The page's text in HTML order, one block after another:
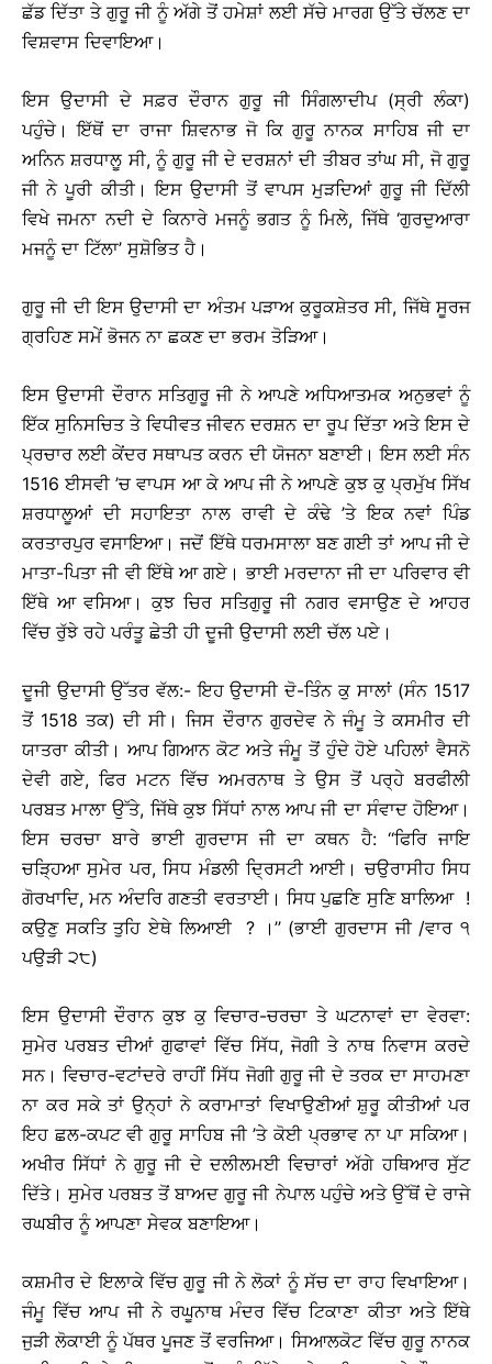
ਛੱਡ ਦਿੱਤਾ ਤੇ ਗੁਰੂ ਜੀ ਨੂੰ ਅੱਗੇ ਤੋਂ ਹਮੇਸ਼ਾਂ ਲਈ ਸੱਚੇ ਮਾਰਗ ਉੱਤੇ ਚੱਲਣ ਦਾ
ਵਿਸ਼ਵਾਸ ਦਿਵਾਇਆ।
ਇਸ ਉਦਾਸੀ ਦੇ ਸਫ਼ਰ ਦੌਰਾਨ ਗੁਰੂ ਜੀ ਸਿੰਗਲਾਦੀਪ (ਸ੍ਰੀ ਲੰਕਾ)
ਪਹੁੰਚੇ। ਇੱਥੋਂ ਦਾ ਰਾਜਾ ਸ਼ਿਵਨਾਭ ਜੋ ਕਿ ਗੁਰੂ ਨਾਨਕ ਸਾਹਿਬ ਜੀ ਦਾ
ਅਨਿਨ ਸ਼ਰਧਾਲੂ ਸੀ, ਨੂੰ ਗੁਰੂ ਜੀ ਦੇ ਦਰਸ਼ਨਾਂ ਦੀ ਤੀਬਰ ਤਾਂਘ ਸੀ, ਜੋ ਗੁਰੂ
ਜੀ ਨੇ ਪੂਰੀ ਕੀਤੀ। ਇਸ ਉਦਾਸੀ ਤੋਂ ਵਾਪਸ ਮੁੜਦਿਆਂ ਗੁਰੂ ਜੀ ਦਿੱਲੀ
ਵਿਖੇ ਜਮਨਾ ਨਦੀ ਦੇ ਕਿਨਾਰੇ ਮਜਨੂੰ ਭਗਤ ਨੂੰ ਮਿਲੇ, ਜਿੱਥੇ ‘ਗੁਰਦੁਆਰਾ
ਮਜਨੂੰ ਦਾ ਟਿੱਲਾ’ ਸੁਸ਼ੋਭਿਤ ਹੈ।
ਗੁਰੂ ਜੀ ਦੀ ਇਸ ਉਦਾਸੀ ਦਾ ਅੰਤਮ ਪੜਾਅ ਕੁਰੂਕਸ਼ੇਤਰ ਸੀ, ਜਿੱਥੇ ਸੂਰਜ
ਗ੍ਰਹਿਣ ਸਮੇਂ ਭੋਜਨ ਨਾ ਛਕਣ ਦਾ ਭਰਮ ਤੋੜਿਆ।
ਇਸ ਉਦਾਸੀ ਦੌਰਾਨ ਸਤਿਗੁਰੂ ਜੀ ਨੇ ਆਪਣੇ ਅਧਿਆਤਮਕ ਅਨੁਭਵਾਂ ਨੂੰ
ਇੱਕ ਸੁਨਿਸਚਿਤ ਤੇ ਵਿਧੀਵਤ ਜੀਵਨ ਦਰਸ਼ਨ ਦਾ ਰੂਪ ਦਿੱਤਾ ਅਤੇ ਇਸ ਦੇ
ਪ੍ਰਚਾਰ ਲਈ ਕੇਂਦਰ ਸਥਾਪਤ ਕਰਨ ਦੀ ਯੋਜਨਾ ਬਣਾਈ। ਇਸ ਲਈ ਸੰਨ
1516 ਈਸਵੀ ’ਚ ਵਾਪਸ ਆ ਕੇ ਆਪ ਜੀ ਨੇ ਆਪਣੇ ਕੁਝ ਕੁ ਪ੍ਰਮੁੱਖ ਸਿੱਖ
ਸ਼ਰਧਾਲੂਆਂ ਦੀ ਸਹਾਇਤਾ ਨਾਲ ਰਾਵੀ ਦੇ ਕੰਢੇ ’ਤੇ ਇਕ ਨਵਾਂ ਪਿੰਡ
ਕਰਤਾਰਪੁਰ ਵਸਾਇਆ। ਜਦੋਂ ਇੱਥੇ ਧਰਮਸਾਲਾ ਬਣ ਗਈ ਤਾਂ ਆਪ ਜੀ ਦੇ
ਮਾਤਾ-ਪਿਤਾ ਜੀ ਵੀ ਇੱਥੇ ਆ ਗਏ। ਭਾਈ ਮਰਦਾਨਾ ਜੀ ਦਾ ਪਰਿਵਾਰ ਵੀ
ਇੱਥੇ ਆ ਵਸਿਆ। ਕੁਝ ਚਿਰ ਸਤਿਗੁਰੂ ਜੀ ਨਗਰ ਵਸਾਉਣ ਦੇ ਆਹਰ
ਵਿੱਚ ਰੁੱਝੇ ਰਹੇ ਪਰੰਤੂ ਛੇਤੀ ਹੀ ਦੂਜੀ ਉਦਾਸੀ ਲਈ ਚੱਲ ਪਏ।
ਦੂਜੀ ਉਦਾਸੀ ਉੱਤਰ ਵੱਲ:- ਇਹ ਉਦਾਸੀ ਦੋ-ਤਿੰਨ ਕੁ ਸਾਲਾਂ (ਸੰਨ 1517
ਤੋਂ 1518 ਤਕ) ਦੀ ਸੀ। ਜਿਸ ਦੌਰਾਨ ਗੁਰਦੇਵ ਨੇ ਜੰਮੂ ਤੇ ਕਸਮੀਰ ਦੀ
ਯਾਤਰਾ ਕੀਤੀ। ਆਪ ਗਿਆਨ ਕੋਟ ਅਤੇ ਜੰਮੂ ਤੋਂ ਹੁੰਦੇ ਹੋਏ ਪਹਿਲਾਂ ਵੈਸਨੋ
ਦੇਵੀ ਗਏ, ਫਿਰ ਮਟਨ ਵਿੱਚ ਅਮਰਨਾਥ ਤੇ ਉਸ ਤੋਂ ਪਰ੍ਹੇ ਬਰਫੀਲੀ
ਪਰਬਤ ਮਾਲਾ ਉੱਤੇ, ਜਿੱਥੇ ਕੁਝ ਸਿੱਧਾਂ ਨਾਲ ਆਪ ਜੀ ਦਾ ਸੰਵਾਦ ਹੋਇਆ।
ਇਸ ਚਰਚਾ ਬਾਰੇ ਭਾਈ ਗੁਰਦਾਸ ਜੀ ਦਾ ਕਥਨ ਹੈ: ‘‘ਫਿਰਿ ਜਾਇ
ਚੜ੍ਹਿਆ ਸੁਮੇਰ ਪਰ, ਸਿਧ ਮੰਡਲੀ ਦ੍ਰਿਸਟੀ ਆਈ। ਚਉਰਾਸੀਹ ਸਿਧ
ਗੋਰਖਾਦਿ, ਮਨ ਅੰਦਰਿ ਗਣਤੀ ਵਰਤਾਈ। ਸਿਧ ਪੁਛਣਿ ਸੁਣਿ ਬਾਲਿਆ !
ਕਉਣੁ ਸਕਤਿ ਤੁਹਿ ਏਥੇ ਲਿਆਈ ? ।’’ (ਭਾਈ ਗੁਰਦਾਸ ਜੀ /ਵਾਰ ੧
ਪਉੜੀ ੨੮)
ਇਸ ਉਦਾਸੀ ਦੌਰਾਨ ਕੁਝ ਕੁ ਵਿਚਾਰ-ਚਰਚਾ ਤੇ ਘਟਨਾਵਾਂ ਦਾ ਵੇਰਵਾ:
ਸੁਮੇਰ ਪਰਬਤ ਦੀਆਂ ਗੁਫਾਵਾਂ ਵਿੱਚ ਸਿੱਧ, ਜੋਗੀ ਤੇ ਨਾਥ ਨਿਵਾਸ ਕਰਦੇ
ਸਨ। ਵਿਚਾਰ-ਵਟਾਂਦਰੇ ਰਾਹੀਂ ਸਿੱਧ ਜੋਗੀ ਗੁਰੂ ਜੀ ਦੇ ਤਰਕ ਦਾ ਸਾਹਮਣਾ
ਨਾ ਕਰ ਸਕੇ ਤਾਂ ਉਨ੍ਹਾਂ ਨੇ ਕਰਾਮਾਤਾਂ ਵਿਖਾਉਣੀਆਂ ਸ਼ੁਰੂ ਕੀਤੀਆਂ ਪਰ
ਇਹ ਛਲ-ਕਪਟ ਵੀ ਗੁਰੂ ਸਾਹਿਬ ਜੀ ’ਤੇ ਕੋਈ ਪ੍ਰਭਾਵ ਨਾ ਪਾ ਸਕਿਆ।
ਅਖੀਰ ਸਿੱਧਾਂ ਨੇ ਗੁਰੂ ਜੀ ਦੇ ਦਲੀਲਮਈ ਵਿਚਾਰਾਂ ਅੱਗੇ ਹਥਿਆਰ ਸੁੱਟ
ਦਿੱਤੇ। ਸੁਮੇਰ ਪਰਬਤ ਤੋਂ ਬਾਅਦ ਗੁਰੂ ਜੀ ਨੇਪਾਲ ਪਹੁੰਚੇ ਅਤੇ ਉੱਥੋਂ ਦੇ ਰਾਜੇ
ਰਘਬੀਰ ਨੂੰ ਆਪਣਾ ਸੇਵਕ ਬਣਾਇਆ।
ਕਸ਼ਮੀਰ ਦੇ ਇਲਾਕੇ ਵਿੱਚ ਗੁਰੂ ਜੀ ਨੇ ਲੋਕਾਂ ਨੂੰ ਸੱਚ ਦਾ ਰਾਹ ਵਿਖਾਇਆ।
ਜੰਮੂ ਵਿੱਚ ਆਪ ਜੀ ਨੇ ਰਘੂਨਾਥ ਮੰਦਰ ਵਿੱਚ ਟਿਕਾਣਾ ਕੀਤਾ ਅਤੇ ਇੱਥੇ
ਜੁੜੀ ਲੋਕਾਈ ਨੂੰ ਪੱਥਰ ਪੂਜਣ ਤੋਂ ਵਰਜਿਆ। ਸਿਆਲਕੋਟ ਵਿੱਚ ਗੁਰੂ ਨਾਨਕ